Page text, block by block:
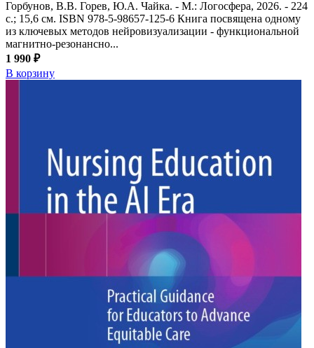
Горбунов, В.В. Горев, Ю.А. Чайка. - М.: Логосфера, 2026. - 224
с.; 15,6 см. ISBN 978-5-98657-125-6 Книга посвящена одному
из ключевых методов нейровизуализации - функциональной
магнитно-резонансно...
1 990 ₽
В корзину